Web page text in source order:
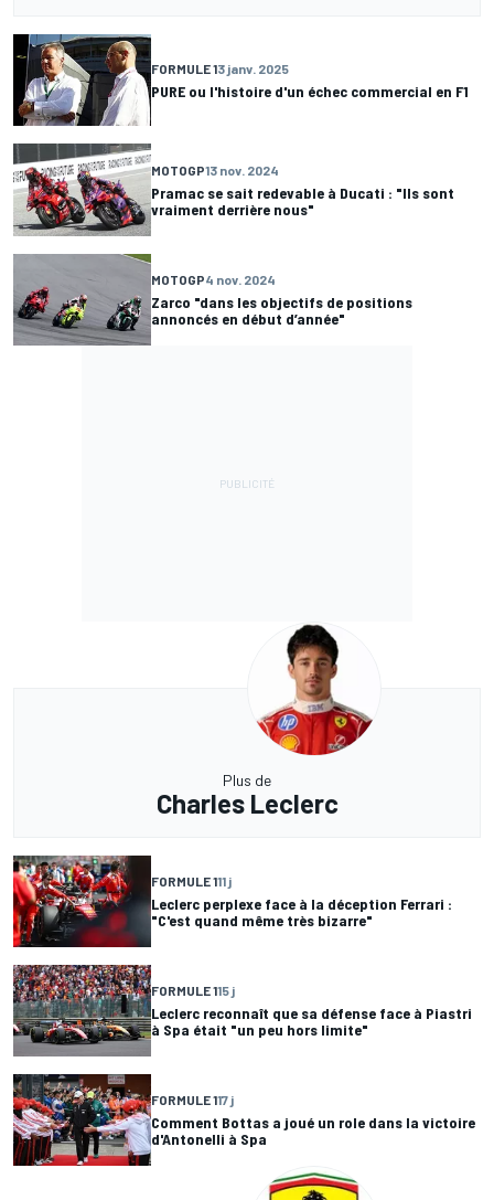
FORMULE 13 janv. 2025
PURE ou l'histoire d'un échec commercial en F1
MOTOGP13 nov. 2024
Pramac se sait redevable à Ducati : "Ils sont
vraiment derrière nous"
MOTOGP4 nov. 2024
Zarco "dans les objectifs de positions
annoncés en début d’année"
Plus de
Charles Leclerc
FORMULE 111 j
Leclerc perplexe face à la déception Ferrari :
"C'est quand même très bizarre"
FORMULE 115 j
Leclerc reconnaît que sa défense face à Piastri
à Spa était "un peu hors limite"
FORMULE 117 j
Comment Bottas a joué un role dans la victoire
d'Antonelli à Spa